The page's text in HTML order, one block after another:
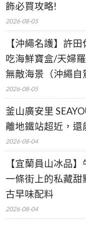
飾必買攻略!
2026-08-05
【沖繩名護】許
吃海鮮寶盒/天婦
無敵海景（沖繩自
2026-08-05
釜山廣安里
離地鐵站超近，還
2026-08-04
【宜蘭員山冰品
一條街上的私藏甜
古早味配料
2026-08-04